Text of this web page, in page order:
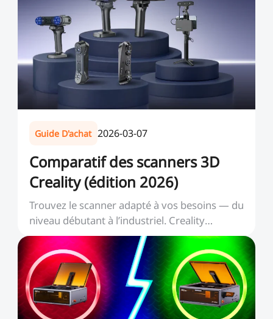
Guide D'achat 2026-03-07
Comparatif des scanners 3D
Creality (édition 2026)
Trouvez le scanner adapté à vos besoins — du
niveau débutant à l’industriel. Creality
propose une...